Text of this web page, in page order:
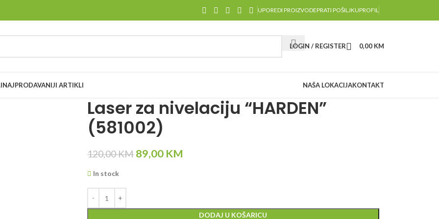
UPOREDI PROIZVODEPRATI POŠILJKUPROFIL
LOGIN / REGISTER 0,00 KM
NAJPRODAVANIJI ARTIKLI NAŠA LOKACIJAKONTAKT
Laser za nivelaciju “HARDEN”
(581002)
120,00KM 89,00 KM
In stock
DODAJ U KOŠARICU